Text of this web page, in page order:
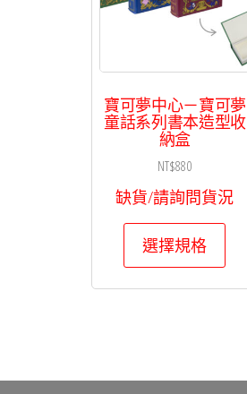
寶可夢中心－寶可夢
童話系列書本造型收
納盒
NT$880
缺貨/請詢問貨況
選擇規格
此
款